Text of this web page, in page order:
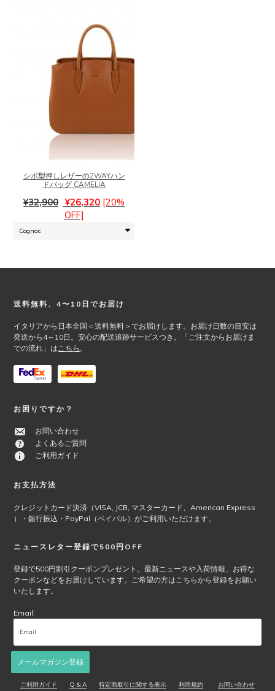
シボ型押しレザーの2WAYハン
ドバッグ CAMELIA
¥32,900 元
の
¥32,900
た。
¥26,320 現
は
す。
[20%
OFF]
の
に
は
複
数
エ
ョ
が
あ
ま
す。
ョ
ン
は
ー
ジ
ら
択
Footer
送料無料、4〜10日でお届け
イタリアから日本全国＜送料無料＞でお届けします。お届け日数の目安は
発送から4～10日。安心の配送追跡サービスつき。「ご注文からお届けま
での流れ」はこちら 。
お困りですか？
お問い合わせ
よくあるご質問
ご利用ガイド
お支払方法
クレジットカード決済（VISA, JCB, マスターカード、American Express
）・銀行振込・PayPal（ペイパル）がご利用いただけます。
ニュースレター登録で500円OFF
登録で500円割引クーポンプレゼント。最新ニュースや入荷情報、お得な
クーポンなどをお届けしています。ご希望の方はこちらから登録をお願い
いたします。
Email:
メールマガジン登録
ご利用ガイド Q & A 特定商取引に関する表示 利用規約 お問い合わせ